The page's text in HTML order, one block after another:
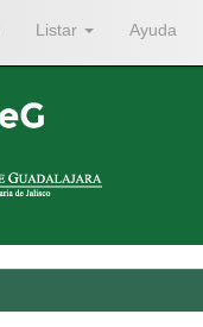
Listar Ayuda